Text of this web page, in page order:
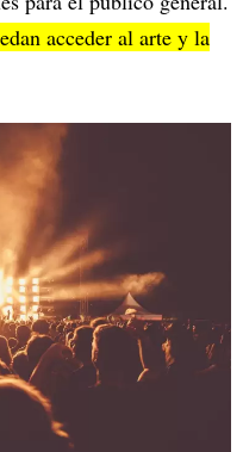
acceder al arte y la